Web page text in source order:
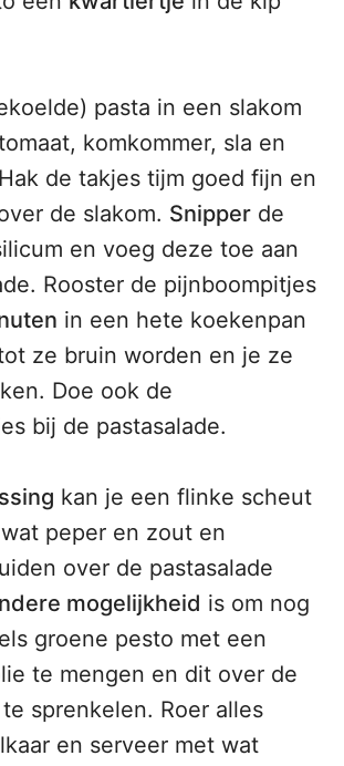
pasta in een slakom
komkommer, sla en
de takjes tijm goed fijn en
de slakom. Snipper de
en voeg deze toe aan
Rooster de pijnboompitjes
in een hete koekenpan
ze bruin worden en je ze
Doe ook de
bij de pastasalade.
kan je een flinke scheut
peper en zout en
over de pastasalade
mogelijkheid is om nog
groene pesto met een
te mengen en dit over de
sprenkelen. Roer alles
en serveer met wat